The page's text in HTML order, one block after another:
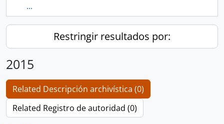
...
Restringir resultados por:
2015
Related Descripción archivística (0)
Related Registro de autoridad (0)